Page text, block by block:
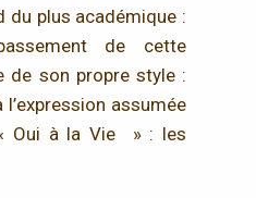
du plus académique :
de cette
de son propre style :
l’expression assumée
Oui à la Vie » : les